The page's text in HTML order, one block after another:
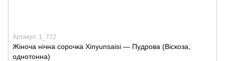
Артикул: 1_772
Жіноча нічна сорочка Xinyunsaisi — Пудрова (Віскоза,
однотонна)